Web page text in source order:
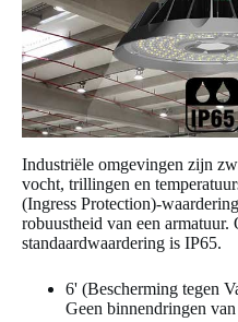
Industriële omgevingen zijn
vocht, trillingen en
(Ingress Protection)-
robuustheid van een armatuur.
standaardwaardering is IP65.
6' (Bescherming tegen
Geen binnendringen